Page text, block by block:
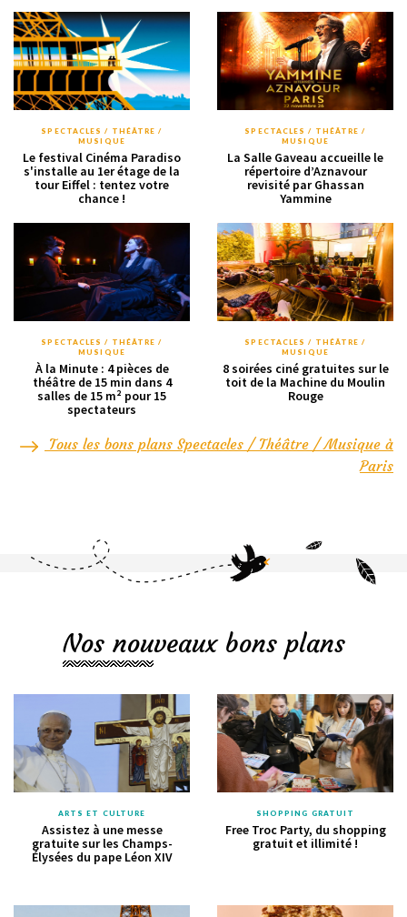
SPECTACLES / THÉÂTRE /
MUSIQUE
Le festival Cinéma Paradiso
s'installe au 1er étage de la
tour Eiffel : tentez votre
chance !
SPECTACLES / THÉÂTRE /
MUSIQUE
La Salle Gaveau accueille le
répertoire d’Aznavour
revisité par Ghassan
Yammine
SPECTACLES / THÉÂTRE /
MUSIQUE
À la Minute : 4 pièces de
théâtre de 15 min dans 4
salles de 15 m² pour 15
spectateurs
SPECTACLES / THÉÂTRE /
MUSIQUE
8 soirées ciné gratuites sur le
toit de la Machine du Moulin
Rouge
Tous les bons plans Spectacles / Théâtre / Musique à
Paris
Nos nouveaux bons plans
ARTS ET CULTURE
Assistez à une messe
gratuite sur les Champs-
Élysées du pape Léon XIV
SHOPPING GRATUIT
Free Troc Party, du shopping
gratuit et illimité !